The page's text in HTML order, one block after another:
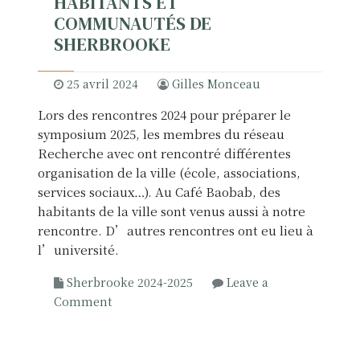
n
i
n
t
a
l
e
s
d
e
s
p
r
o
COMMUNAUTÉS DE
SHERBROOKE
25 avril 2024 Gilles Monceau
Lors des rencontres 2024 pour préparer le
symposium 2025, les membres du réseau
Recherche avec ont rencontré différentes
organisation de la ville (école, associations,
services sociaux…). Au Café Baobab, des
habitants de la ville sont venus aussi à notre
rencontre. D’autres rencontres ont eu lieu à
l’université.
Sherbrooke 2024-2025
Leave a
Commento